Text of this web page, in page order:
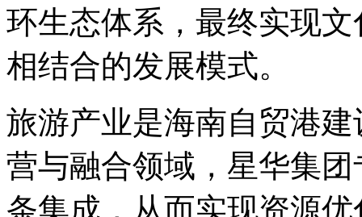
环生态体系，最终实现
相结合的发展模式。
旅游产业是海南自贸港
营与融合领域，星华集
条集成，从而实现资源